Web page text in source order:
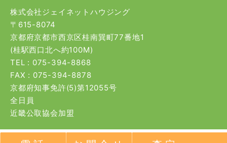
株式会社ジェイネットハウジング
〒615-8074
京都府京都市西京区桂南巽町77番地1
(桂駅西口北へ約100M)
TEL : 075-394-8868
FAX : 075-394-8878
京都府知事免許(5)第12055号
全日員
近畿公取協会加盟
Copyright© 2009-2020 jnet-h.com Co.Ltd. All Rights